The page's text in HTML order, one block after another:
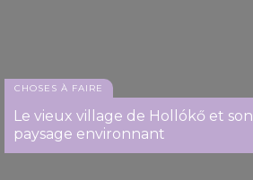
CHOSES À FAIRE
Le vieux village de Hollókő et son
paysage environnant